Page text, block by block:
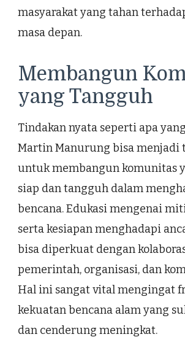
masyarakat yang tahan
masa depan.
Membangun
yang Tangguh
Tindakan nyata seperti apa
Martin Manurung bisa menjadi
untuk membangun komunitas
siap dan tangguh dalam
bencana. Edukasi mengenai
serta kesiapan menghadapi
bisa diperkuat dengan
pemerintah, organisasi, dan
Hal ini sangat vital mengingat
kekuatan bencana alam yang
dan cenderung meningkat.